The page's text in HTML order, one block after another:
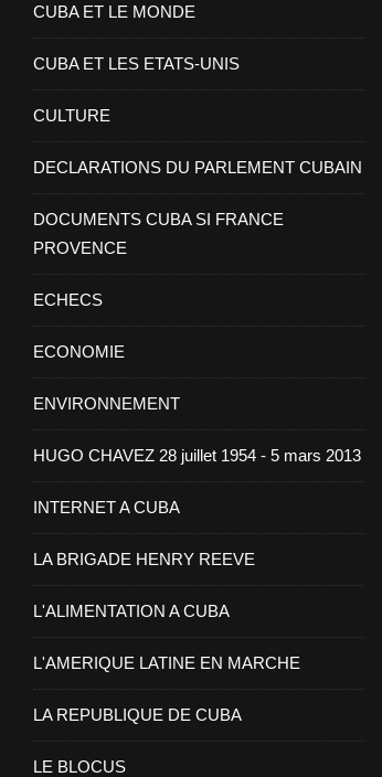
CUBA ET LE MONDE
CUBA ET LES ETATS-UNIS
CULTURE
DECLARATIONS DU PARLEMENT CUBAIN
DOCUMENTS CUBA SI FRANCE
PROVENCE
ECHECS
ECONOMIE
ENVIRONNEMENT
HUGO CHAVEZ 28 juillet 1954 - 5 mars 2013
INTERNET A CUBA
LA BRIGADE HENRY REEVE
L'ALIMENTATION A CUBA
L'AMERIQUE LATINE EN MARCHE
LA REPUBLIQUE DE CUBA
LE BLOCUS